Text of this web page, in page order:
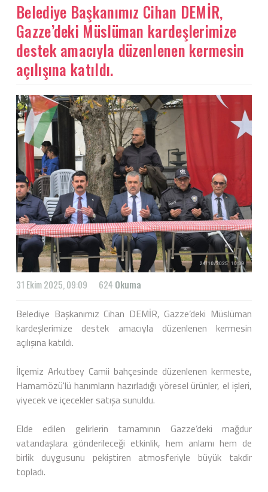
Belediye Başkanımız Cihan DEMİR,
Gazze’deki Müslüman kardeşlerimize
destek amacıyla düzenlenen kermesin
açılışına katıldı.
31 Ekim 2025, 09:09 624 Okuma
Belediye Başkanımız Cihan DEMİR, Gazze’deki Müslüman
kardeşlerimize destek amacıyla düzenlenen kermesin
açılışına katıldı.
İlçemiz Arkutbey Camii bahçesinde düzenlenen kermeste,
Hamamözü'lü hanımların hazırladığı yöresel ürünler, el işleri,
yiyecek ve içecekler satışa sunuldu.
Elde edilen gelirlerin tamamının Gazze’deki mağdur
vatandaşlara gönderileceği etkinlik, hem anlamı hem de
birlik duygusunu pekiştiren atmosferiyle büyük takdir
topladı.